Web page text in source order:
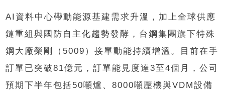
AI資料中心帶動能源基建需求升溫，加上全球供應
鏈重組與國防自主化趨勢發酵，台鋼集團旗下特殊
鋼大廠榮剛（5009）接單動能持續增溫。目前在手
訂單已突破81億元，訂單能見度達3至4個月，公司
預期下半年包括50噸爐、8000噸壓機與VDM設備